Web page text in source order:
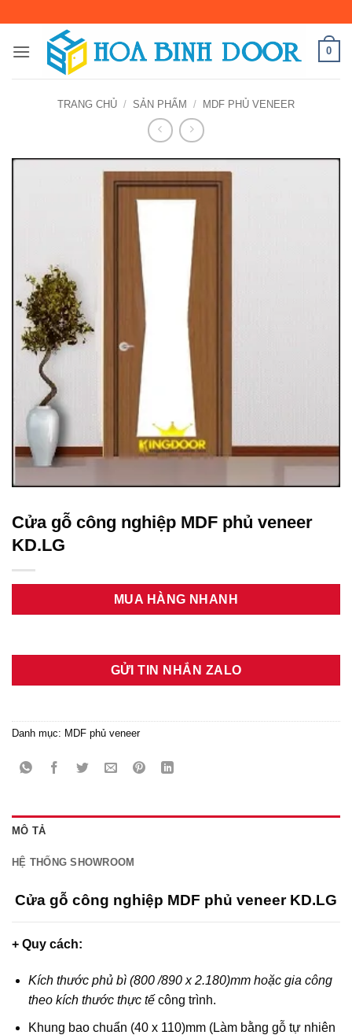
nội
0
TRANG CHỦ / SẢN PHẨM / MDF PHỦ VENEER
Cửa gỗ công nghiệp MDF phủ veneer
KD.LG
MUA HÀNG NHANH
GỬI TIN NHẮN ZALO
Danh mục: MDF phủ veneer
MÔ TẢ
HỆ THỐNG SHOWROOM
Cửa gỗ công nghiệp MDF phủ veneer KD.LG
+ Quy cách:
Kích thước phủ bì (800 /890 x 2.180)mm hoặc gia công
theo kích thước thực tế công trình.
Khung bao chuẩn (40 x 110)mm (Làm bằng gỗ tự nhiên